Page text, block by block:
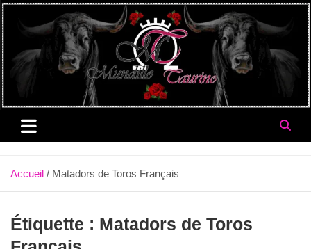
Aller
au
contenu
Accueil Matadors de Toros Français
Étiquette : Matadors de Toros